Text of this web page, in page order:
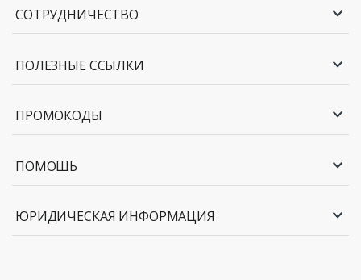
СОТРУДНИЧЕСТВО
ПОЛЕЗНЫЕ ССЫЛКИ
ПРОМОКОДЫ
ПОМОЩЬ
ЮРИДИЧЕСКАЯ ИНФОРМАЦИЯ